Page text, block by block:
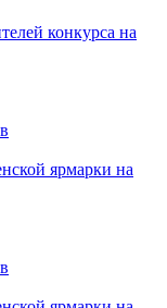
конкурса на
ярмарки на